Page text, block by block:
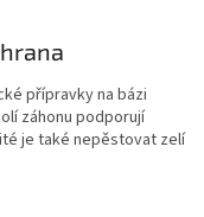
přípravky na bázi
záhonu podporují
je také nepěstovat zelí